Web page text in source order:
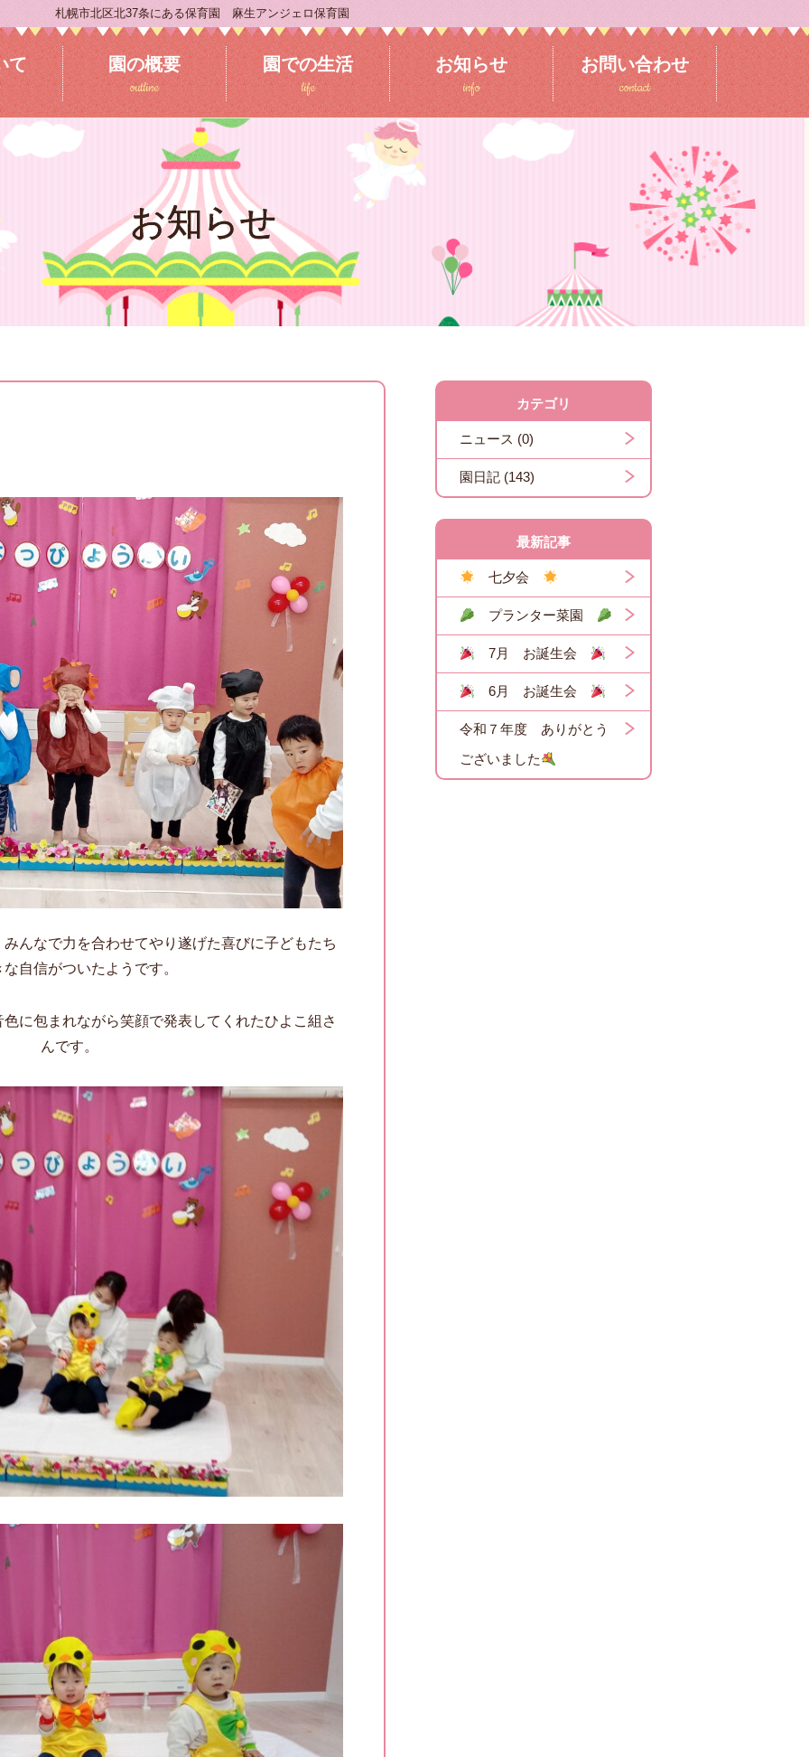
札幌市北区北37条にある保育園 麻生アンジェロ保育園
て 園の概要
outline
園での生活
life
お知らせ
info
お問い合わせ
contact
お知らせ
んなで力を合わせてやり遂げた喜びに子どもたち
自信がついたようです。
に包まれながら笑顔で発表してくれたひよこ組さ
んです。
カテゴリ
ニュース (0)
園日記 (143)
最新記事
七夕会
プランター菜園
7月 お誕生会
6月 お誕生会
令和７年度 ありがとう
ございました